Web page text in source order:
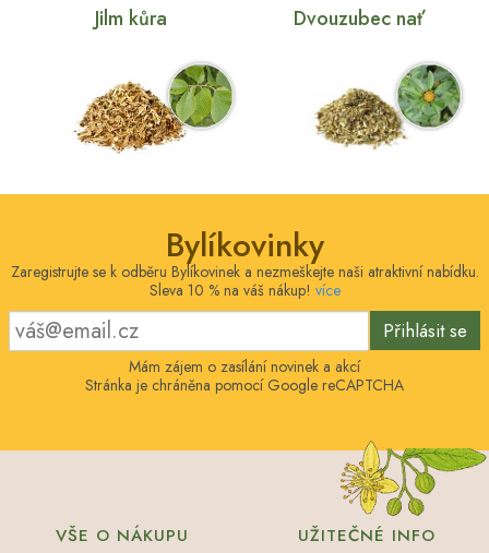
Jilm kůra Dvouzubec nať
Bylíkovinky
Zaregistrujte se k odběru Bylíkovinek a nezmeškejte naši atraktivní nabídku.
Sleva 10 % na váš nákup! více
Přihlásit se
Mám zájem o zasílání novinek a akcí
Stránka je chráněna pomocí Google reCAPTCHA
VŠE O NÁKUPU UŽITEČNÉ INFO